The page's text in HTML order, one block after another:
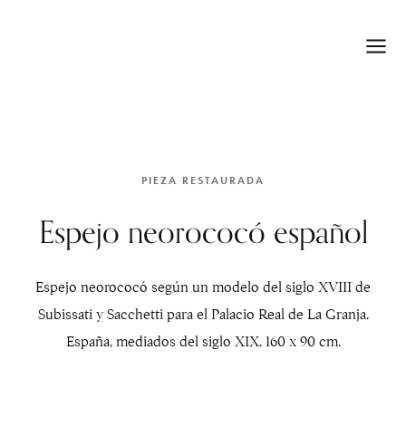
PIEZA RESTAURADA
Espejo neorococó español
Espejo neorococó según un modelo del siglo XVIII de
Subissati y Sacchetti para el Palacio Real de La Granja.
España, mediados del siglo XIX. 160 x 90 cm.